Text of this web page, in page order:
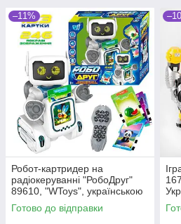
–11%
Робот-картридер на
радіокеруванні "РобоДруг"
89610, "WToys", українською
мовою, 123 картки, 246
Готово до відправки